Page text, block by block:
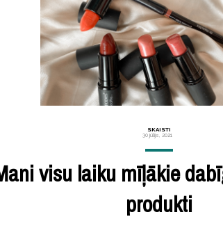
SKAISTI
30 jūlijs, 2021
visu laiku mīļākie
produkti